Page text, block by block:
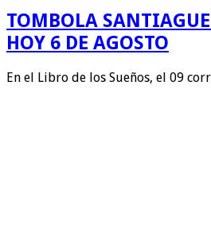
TOMBOLA
HOY 6 DE AGOSTO
En el Libro de los Sueños, el 09